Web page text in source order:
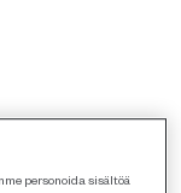
personoida sisältöä